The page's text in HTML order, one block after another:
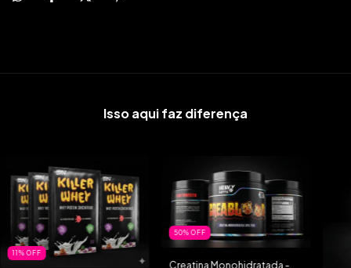
Isso aqui faz diferença
11%OFF
50%OFF
Creatina Monohidratada -